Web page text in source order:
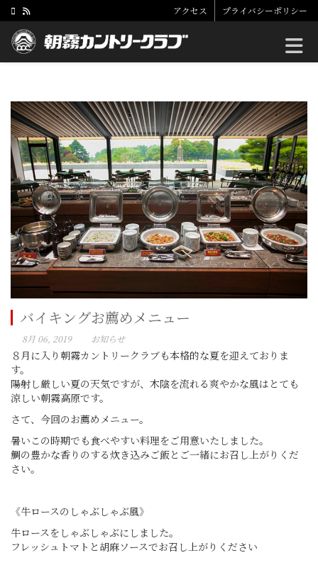
アクセス プライバシーポリシー
バイキングお薦めメニュー
8月 06, 2019 お知らせ
８月に入り朝霧カントリークラブも本格的な夏を迎えておりま
す。
陽射し厳しい夏の天気ですが、木陰を流れる爽やかな風はとても
涼しい朝霧高原です。
さて、今回のお薦めメニュー。
暑いこの時期でも食べやすい料理をご用意いたしました。
鯛の豊かな香りのする炊き込みご飯とご一緒にお召し上がりくだ
さい。
《牛ロースのしゃぶしゃぶ風》
牛ロースをしゃぶしゃぶにしました。
フレッシュトマトと胡麻ソースでお召し上がりください